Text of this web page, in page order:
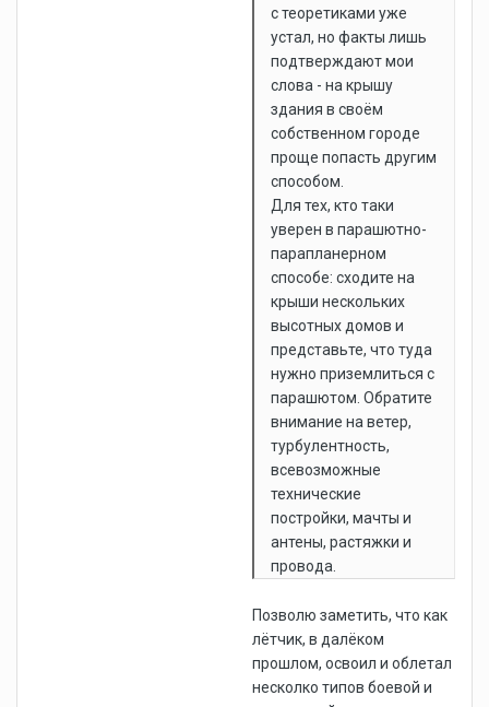
с теоретиками уже
устал, но факты лишь
подтверждают мои
слова - на крышу
здания в своём
собственном городе
проще попасть другим
способом.
Для тех, кто таки
уверен в парашютно-
парапланерном
способе: сходите на
крыши нескольких
высотных домов и
представьте, что туда
нужно приземлиться с
парашютом. Обратите
внимание на ветер,
турбулентность,
всевозможные
технические
постройки, мачты и
антены, растяжки и
провода.
Позволю заметить, что как
лётчик, в далёком
прошлом, освоил и облетал
несколко типов боевой и